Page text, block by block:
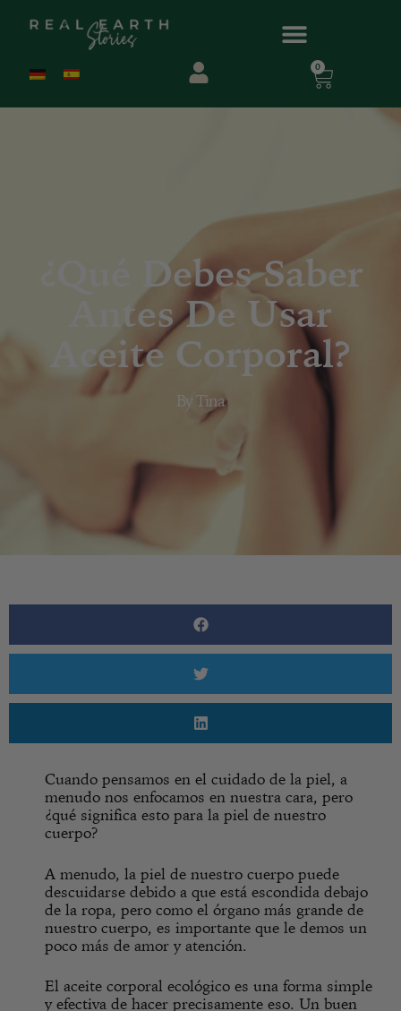
0
¿Qué Debes Saber
Antes De Usar
Aceite Corporal?
ByTina
Cuando pensamos en el cuidado de la piel, a
menudo nos enfocamos en nuestra cara, pero
¿qué significa esto para la piel de nuestro
cuerpo?
A menudo, la piel de nuestro cuerpo puede
descuidarse debido a que está escondida debajo
de la ropa, pero como el órgano más grande de
nuestro cuerpo, es importante que le demos un
poco más de amor y atención.
El aceite corporal ecológico es una forma simple
y efectiva de hacer precisamente eso. Un buen